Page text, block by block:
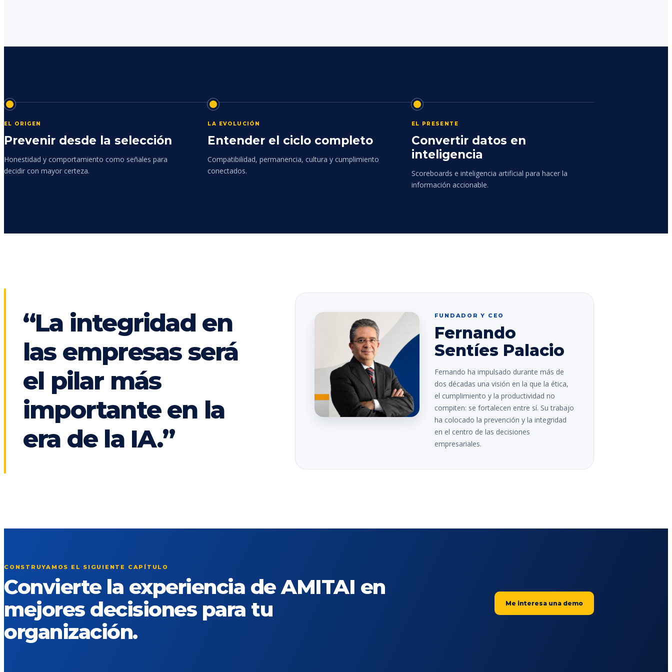
EL ORIGEN
Prevenir desde la selección
Honestidad y comportamiento como señales para
decidir con mayor certeza.
LA EVOLUCIÓN
Entender el ciclo completo
Compatibilidad, permanencia, cultura y cumplimiento
conectados.
EL PRESENTE
Convertir datos en
inteligencia
Scoreboards e inteligencia artificial para hacer la
información accionable.
“La integridad en
las empresas será
el pilar más
importante en la
era de la IA.”
FUNDADOR Y CEO
Fernando
Sentíes Palacio
Fernando ha impulsado durante más de
dos décadas una visión en la que la ética,
el cumplimiento y la productividad no
compiten: se fortalecen entre sí. Su trabajo
ha colocado la prevención y la integridad
en el centro de las decisiones
empresariales.
CONSTRUYAMOS EL SIGUIENTE CAPÍTULO
Convierte la experiencia de AMITAI en
mejores decisiones para tu
organización.
Me interesa una demo